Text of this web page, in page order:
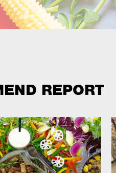
REPORT